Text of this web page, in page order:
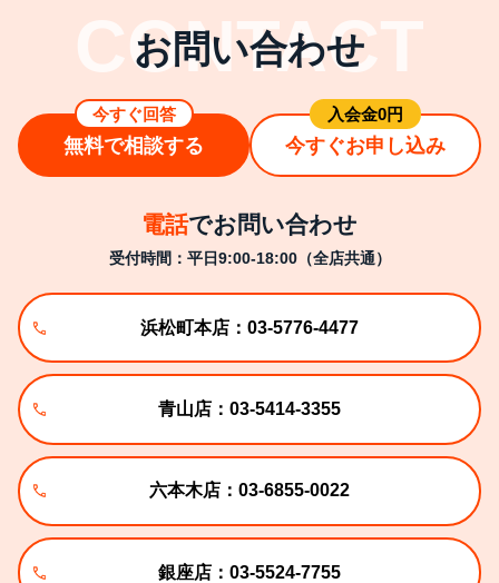
お問い合わせ
無料で相談する
今すぐ回答
今すぐお申し込み
⼊会⾦0円
電話でお問い合わせ
受付時間：平日9:00-18:00（全店共通）
浜松町本店：03-5776-4477
青山店：03-5414-3355
六本木店：03-6855-0022
銀座店：03-5524-7755